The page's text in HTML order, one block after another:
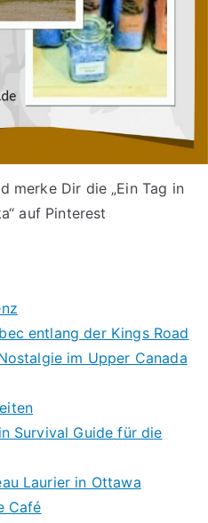
merke Dir die „Ein Tag in
auf Pinterest
entlang der Kings Road
im Upper Canada
Survival Guide für die
Laurier in Ottawa
Café